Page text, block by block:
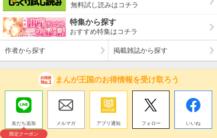
無料試し読みはコチラ
特集から探す
おすすめ特集はコチラ
作者から探す 掲載雑誌から探す
まんが王国のお得情報を受け取ろう
友だち追加
限定クーポン
メルマガ アプリ通知 フォロー いいね